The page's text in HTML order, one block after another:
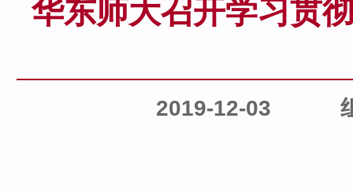
华东师大召开学习贯
2019-12-03